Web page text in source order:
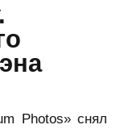
Photos» снял